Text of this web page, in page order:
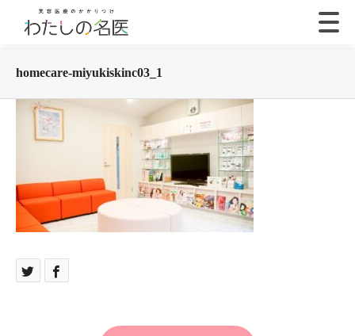
homecare-miyukiskinc03_1